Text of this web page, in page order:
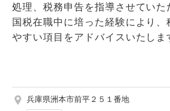
処理、税務申告を指導させていた
国税在職中に培った経験により
やすい項目をアドバイスいたしま
兵庫県洲本市前平２５１番地